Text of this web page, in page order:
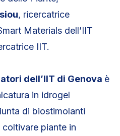
, ricercatrice
Materials dell’IIT
IIT.
dell’IIT di Genova è
in idrogel
di biostimolanti
piante in